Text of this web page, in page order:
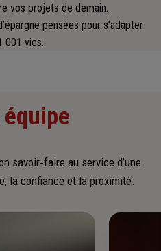
vos projets de demain.
pensées pour s’adapter
001 vies.
équipe
savoir‑faire au service d’une
la confiance et la proximité.